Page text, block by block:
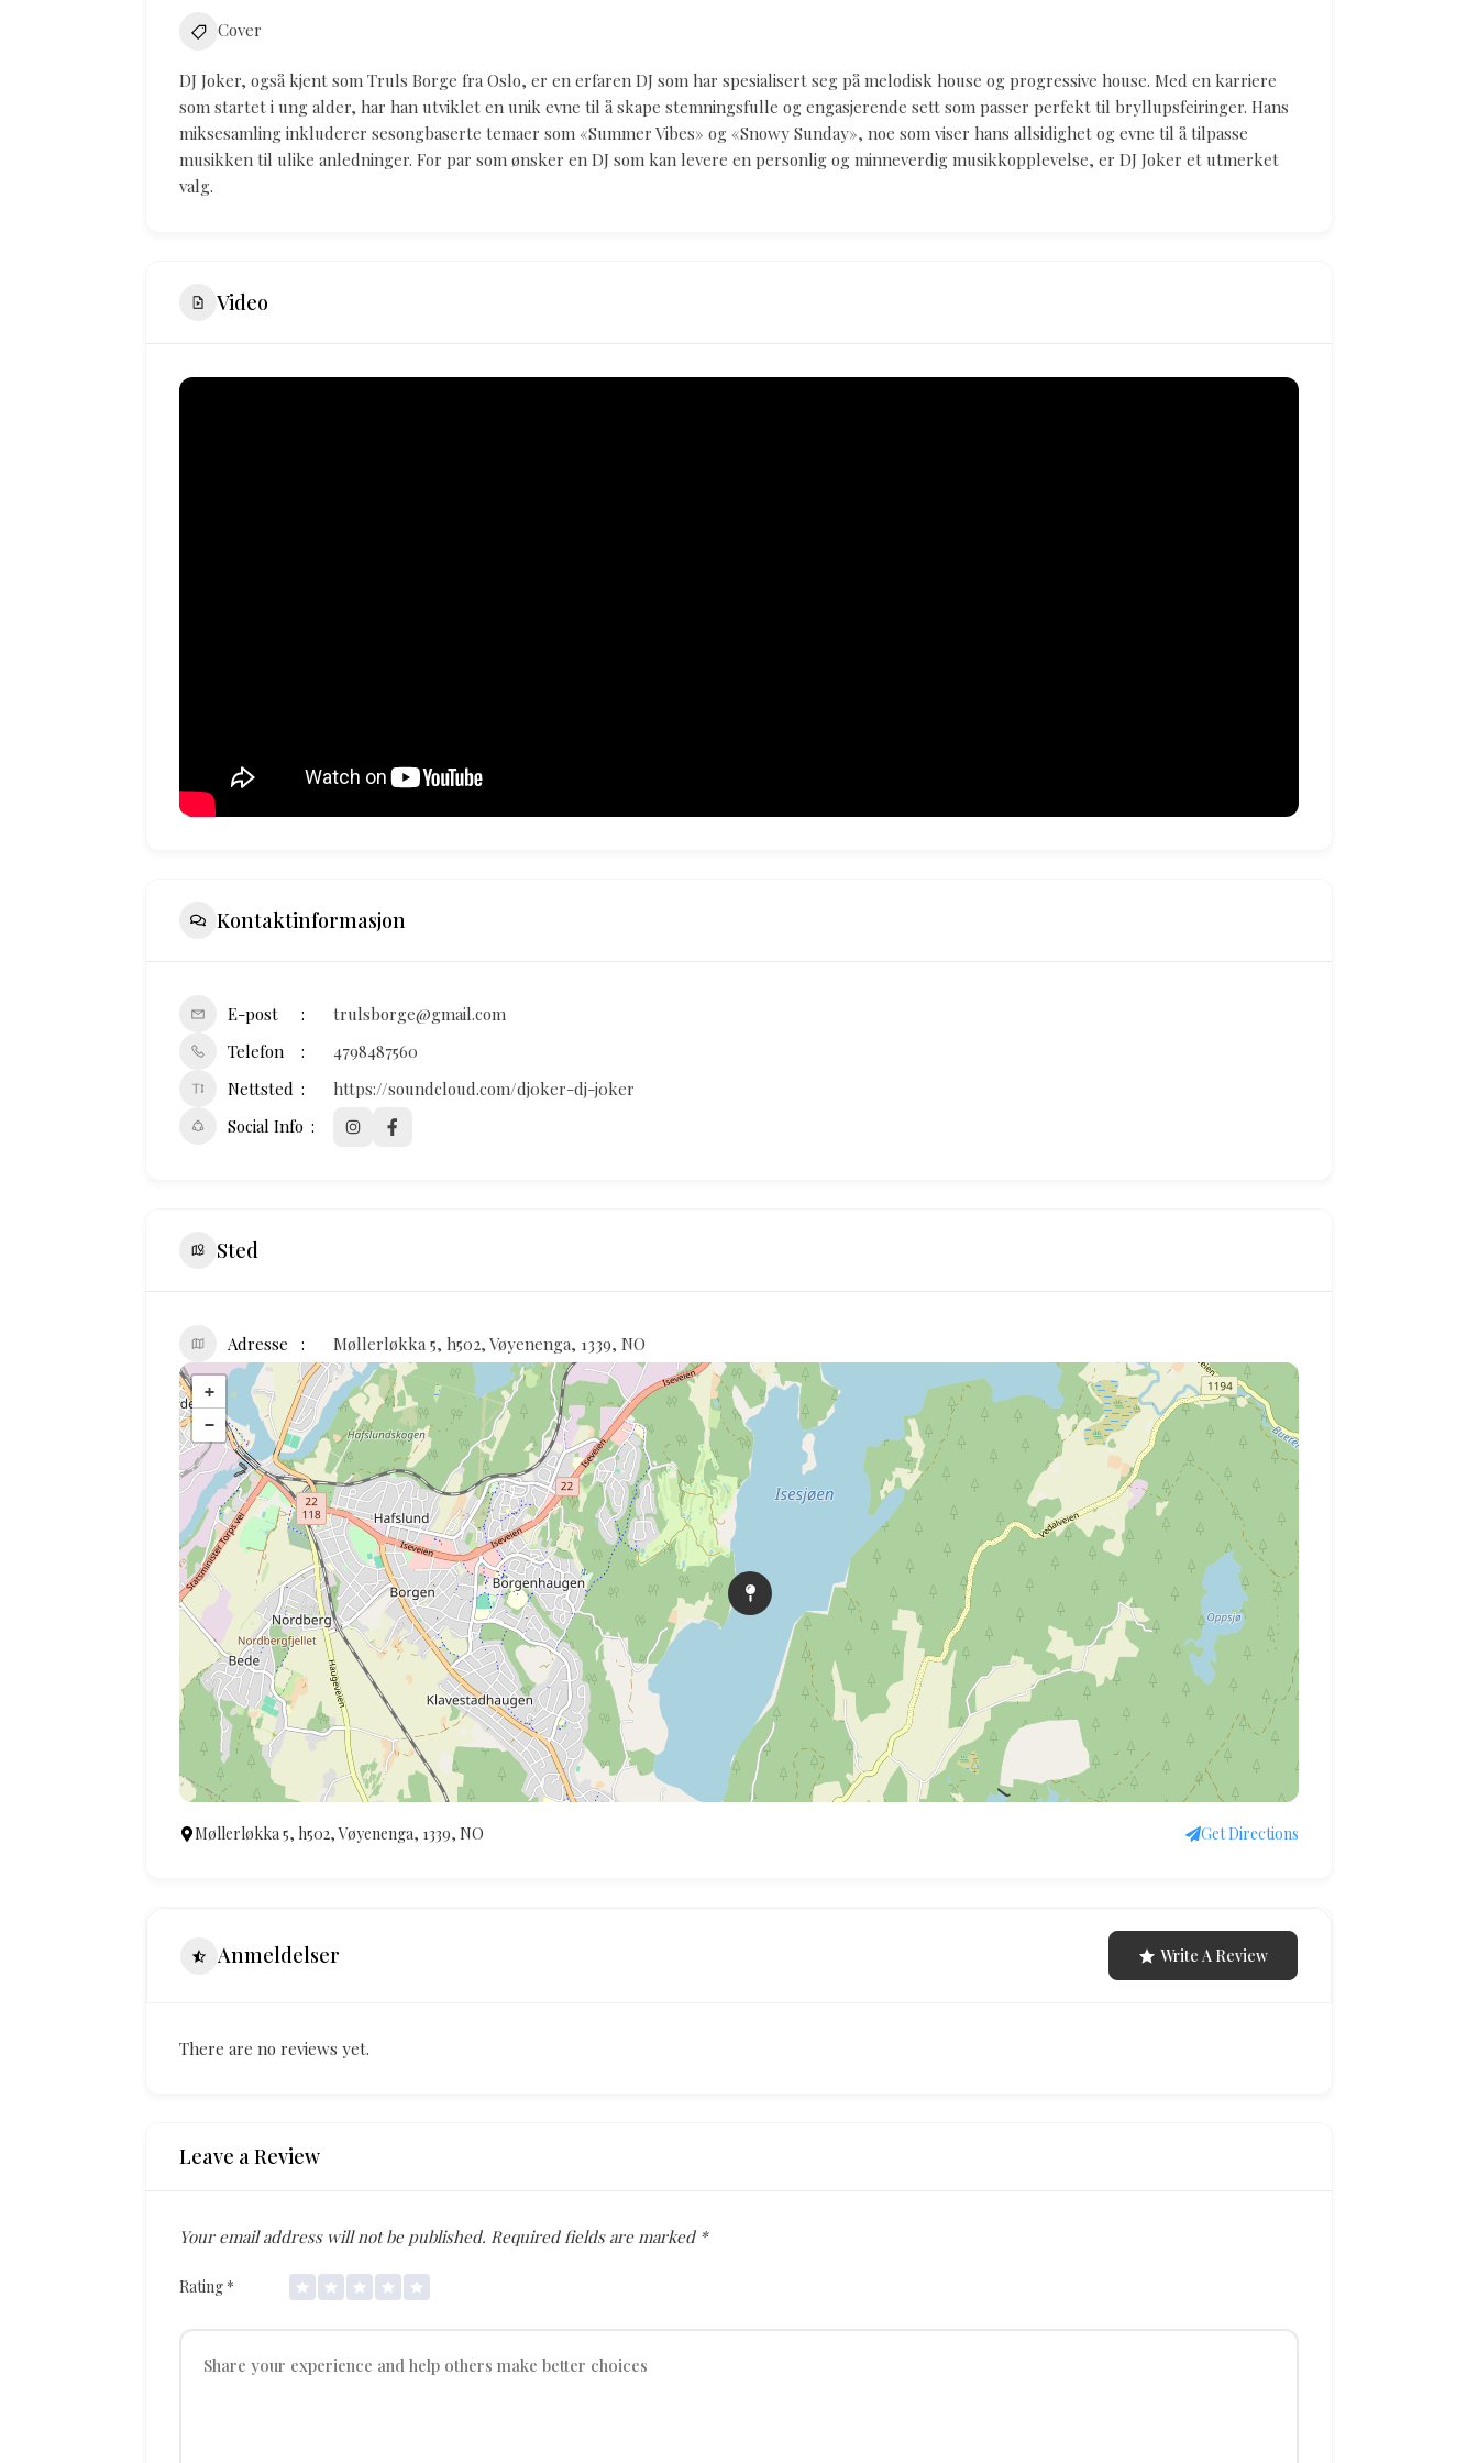
Cover
DJ Joker, også kjent som Truls Borge fra Oslo, er en erfaren DJ som har spesialisert seg på melodisk house og progressive house. Med en karriere
som startet i ung alder, har han utviklet en unik evne til å skape stemningsfulle og engasjerende sett som passer perfekt til bryllupsfeiringer. Hans
miksesamling inkluderer sesongbaserte temaer som «Summer Vibes» og «Snowy Sunday», noe som viser hans allsidighet og evne til å tilpasse
musikken til ulike anledninger. For par som ønsker en DJ som kan levere en personlig og minneverdig musikkopplevelse, er DJ Joker et utmerket
valg.
Video
Kontaktinformasjon
E-post
trulsborge@gmail.com
Telefon
4798487560
Nettsted
https://soundcloud.com/dj0ker-dj-j0ker
Social Info
Sted
Adresse Møllerløkka 5, h502, Vøyenenga, 1339, NO
+
−
Møllerløkka 5, h502, Vøyenenga, 1339, NO Get Directions
Anmeldelser Write A Review
There are no reviews yet.
Leave a Review
Your email address will not be published. Required fields are marked *
Rating *